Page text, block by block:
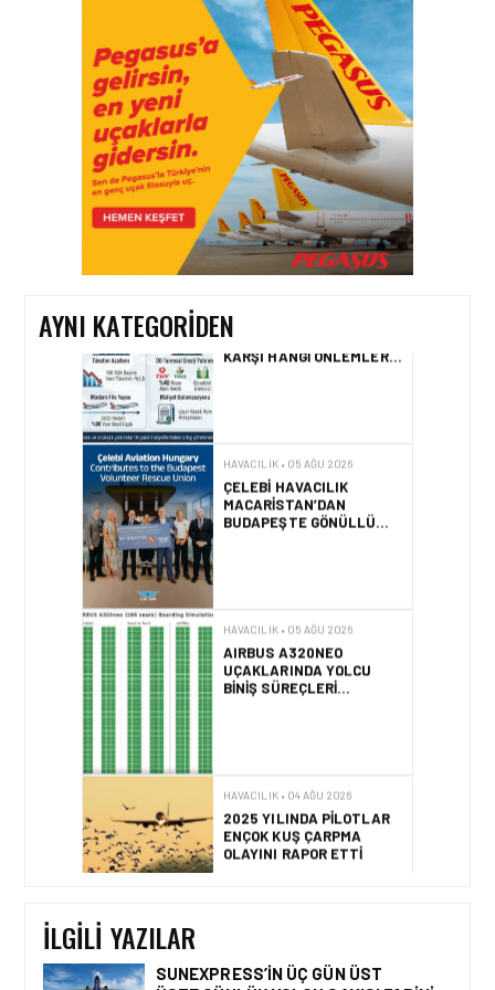
AYNI KATEGORIDEN
HAVACILIK • 06 AĞU 2026
HITIT BILIŞIM 500’DE
SEKTÖREL YAZILIM
BIRINCISI
HAVACILIK • 05 AĞU 2026
YAKIT MALIYETLERINDEKI
YÜZDE 46’LIK ARTIŞA
KARŞI HANGI ÖNLEMLER
ALINIYOR?
HAVACILIK • 05 AĞU 2026
HAVACILIK • 05 AĞU 2026
HAVACILIK • 04 AĞU 2026
HAVACILIK • 04 AĞU 2026
İLGILI YAZILAR
SUNEXPRESS’IN ÜÇ GÜN ÜST